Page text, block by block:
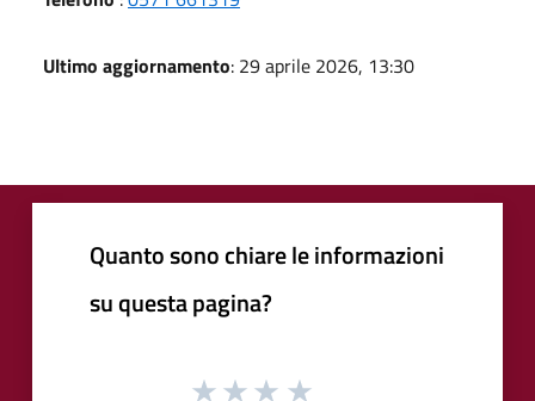
Ultimo aggiornamento: 29 aprile 2026, 13:30
Quanto sono chiare le informazioni
su questa pagina?